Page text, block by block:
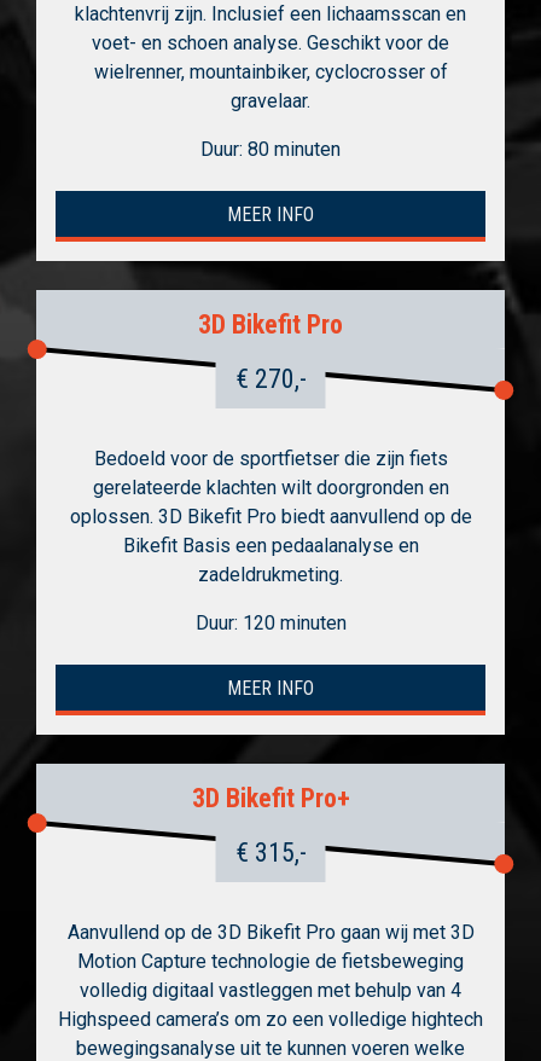
klachtenvrij zijn. Inclusief een lichaamsscan en
voet- en schoen analyse. Geschikt voor de
wielrenner, mountainbiker, cyclocrosser of
gravelaar.
Duur: 80 minuten
MEER INFO
3D Bikefit Pro
€ 270,-
Bedoeld voor de sportfietser die zijn fiets
gerelateerde klachten wilt doorgronden en
oplossen. 3D Bikefit Pro biedt aanvullend op de
Bikefit Basis een pedaalanalyse en
zadeldrukmeting.
Duur: 120 minuten
MEER INFO
3D Bikefit Pro+
€ 315,-
Aanvullend op de 3D Bikefit Pro gaan wij met 3D
Motion Capture technologie de fietsbeweging
volledig digitaal vastleggen met behulp van 4
Highspeed camera’s om zo een volledige hightech
bewegingsanalyse uit te kunnen voeren welke